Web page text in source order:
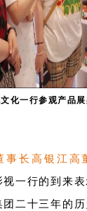
化一行参观产品展
事长高银江高
一行的到来表
团二十三年的